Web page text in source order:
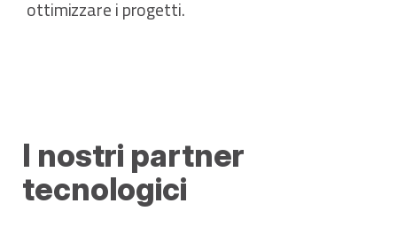
ottimizzare i progetti.
I nostri partner
tecnologici